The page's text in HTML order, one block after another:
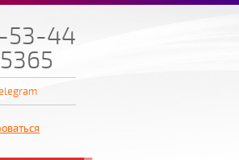
53-44